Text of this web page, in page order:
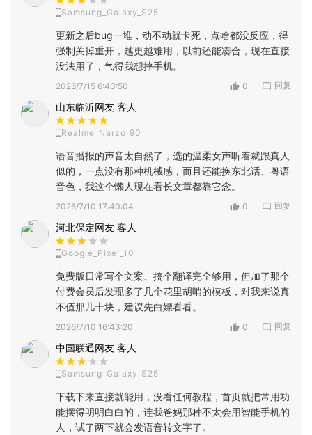
Samsung_Galaxy_S25
更新之后bug一堆，动不动就卡死，点啥都没反应，得
强制关掉重开，越更越难用，以前还能凑合，现在直接
没法用了，气得我想摔手机。
2026/7/15 6:40:50 0 回复
山东临沂网友 客人
Realme_Narzo_90
语音播报的声音太自然了，选的温柔女声听着就跟真人
似的，一点没有那种机械感，而且还能换东北话、粤语
音色，我这个懒人现在看长文章都靠它念。
2026/7/10 17:40:04 0 回复
河北保定网友 客人
Google_Pixel_10
免费版日常写个文案、搞个翻译完全够用，但加了那个
付费会员后发现多了几个花里胡哨的模板，对我来说真
不值那几十块，建议先白嫖看看。
2026/7/10 16:43:20 0 回复
中国联通网友 客人
Samsung_Galaxy_S25
下载下来直接就能用，没看任何教程，首页就把常用功
能摆得明明白白的，连我爸妈那种不太会用智能手机的
人，试了两下就会发语音转文字了。